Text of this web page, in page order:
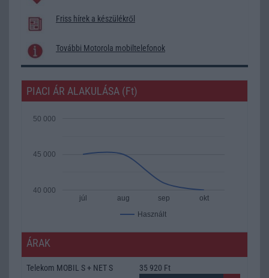
Friss hírek a készülékről
További Motorola mobiltelefonok
PIACI ÁR ALAKULÁSA (Ft)
Használt
júl aug sep okt
40 000
45 000
50 000
ÁRAK
Telekom MOBIL S + NET S 35 920 Ft